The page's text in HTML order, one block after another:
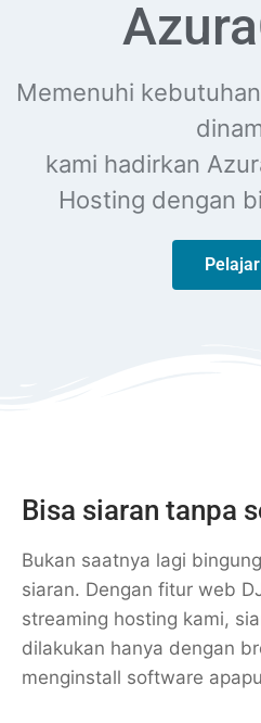
Memenuhi
kami hadirkan
Hosting dengan
Bisa siaran tanpa
Bukan saatnya lagi
siaran. Dengan fitur web
streaming hosting kami,
dilakukan hanya dengan
menginstall software